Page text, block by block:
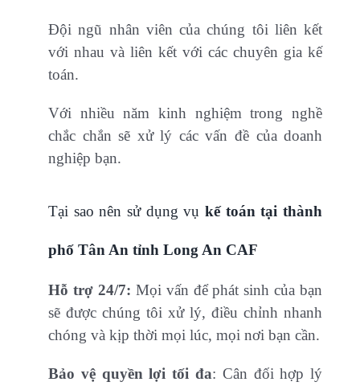
Đội ngũ nhân viên của chúng tôi liên kết
với nhau và liên kết với các chuyên gia kế
toán.
Với nhiều năm kinh nghiệm trong nghề
chắc chắn sẽ xử lý các vấn đề của doanh
nghiệp bạn.
Tại sao nên sử dụng vụkế toán tại thành
phố Tân An tỉnh Long An CAF
Hỗ trợ 24/7: Mọi vấn để phát sinh của bạn
sẽ được chúng tôi xử lý, điều chỉnh nhanh
chóng và kịp thời mọi lúc, mọi nơi bạn cần.
Bảo vệ quyền lợi tối đa: Cân đối hợp lý